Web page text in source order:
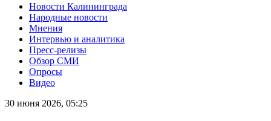
Новости Калининграда
Народные новости
Мнения
Интервью и аналитика
Пресс-релизы
Обзор СМИ
Опросы
Видео
30 июня 2026, 05:25